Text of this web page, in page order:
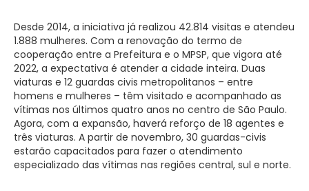
Desde 2014, a iniciativa já realizou 42.814 visitas e atendeu
1.888 mulheres. Com a renovação do termo de
cooperação entre a Prefeitura e o MPSP, que vigora até
2022, a expectativa é atender a cidade inteira. Duas
viaturas e 12 guardas civis metropolitanos – entre
homens e mulheres – têm visitado e acompanhado as
vítimas nos últimos quatro anos no centro de São Paulo.
Agora, com a expansão, haverá reforço de 18 agentes e
três viaturas. A partir de novembro, 30 guardas-civis
estarão capacitados para fazer o atendimento
especializado das vítimas nas regiões central, sul e norte.